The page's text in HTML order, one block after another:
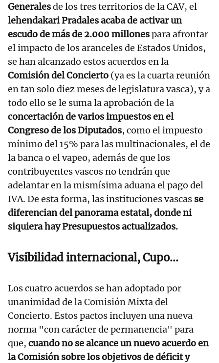
Generalesde los tres territorios de la CAV, el
lehendakari Pradales acaba de activar un
escudo de más de 2.000 millonespara afrontar
el impacto de los aranceles de Estados Unidos,
se han alcanzado estos acuerdos en la
Comisión del Concierto (ya es la cuarta reunión
en tan solo diez meses de legislatura vasca), y a
todo ello se le suma la aprobación de la
concertación de varios impuestos en el
Congreso de los Diputados, como el impuesto
mínimo del 15% para las multinacionales, el de
la banca o el vapeo, además de que los
contribuyentes vascos no tendrán que
adelantar en la mismísima aduana el pago del
IVA. De esta forma, las instituciones vascas se
diferencian del panorama estatal, donde ni
siquiera hay Presupuestos actualizados.
Visibilidad internacional, Cupo...
Los cuatro acuerdos se han adoptado por
unanimidad de la Comisión Mixta del
Concierto. Estos pactos incluyen una nueva
norma "con carácter de permanencia" para
que, cuando no se alcance un nuevo acuerdo en
la Comisión sobre los objetivos de déficit y